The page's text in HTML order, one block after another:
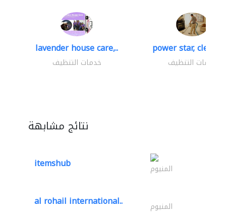
lavender house care,..
خدمات التنظيف
power star,
خدمات التنظيف
نتائج مشابهة
itemshub المنيوم
al rohail international.. المنيوم